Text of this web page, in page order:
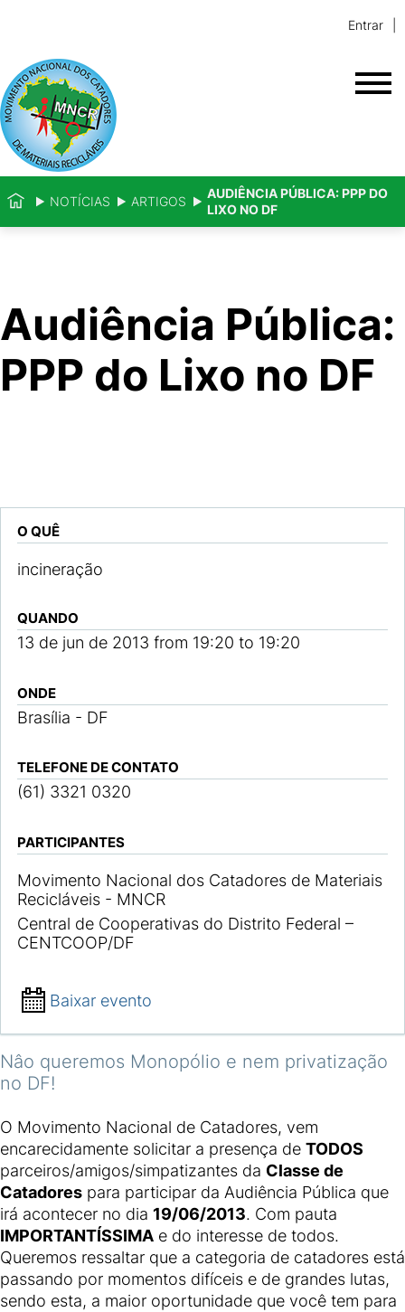
Entrar
NOTÍCIAS ARTIGOS
AUDIÊNCIA PÚBLICA: PPP DO
LIXO NO DF
Audiência Pública:
PPP do Lixo no DF
O QUÊ
incineração
QUANDO
13 de jun de 2013 from 19:20 to 19:20
ONDE
Brasília - DF
TELEFONE DE CONTATO
(61) 3321 0320
PARTICIPANTES
Movimento Nacional dos Catadores de Materiais
Recicláveis - MNCR
Central de Cooperativas do Distrito Federal –
CENTCOOP/DF
Baixar evento
Nâo queremos Monopólio e nem privatização
no DF!
O Movimento Nacional de Catadores, vem
encarecidamente solicitar a presença de TODOS
parceiros/amigos/simpatizantes da Classe de
Catadores para participar da Audiência Pública que
irá acontecer no dia 19/06/2013. Com pauta
IMPORTANTÍSSIMA e do interesse de todos.
Queremos ressaltar que a categoria de catadores está
passando por momentos difíceis e de grandes lutas,
sendo esta, a maior oportunidade que você tem para